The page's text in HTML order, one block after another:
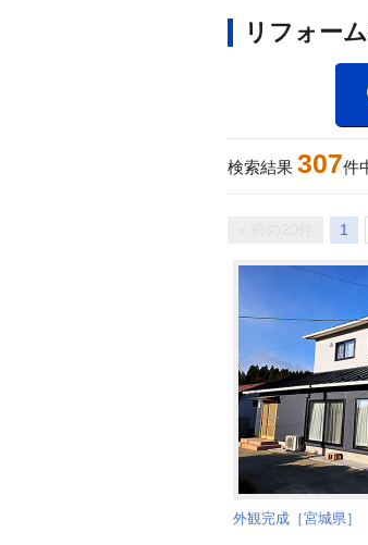
リフォー
検索結果 307件
1
外観完成［宮城県］